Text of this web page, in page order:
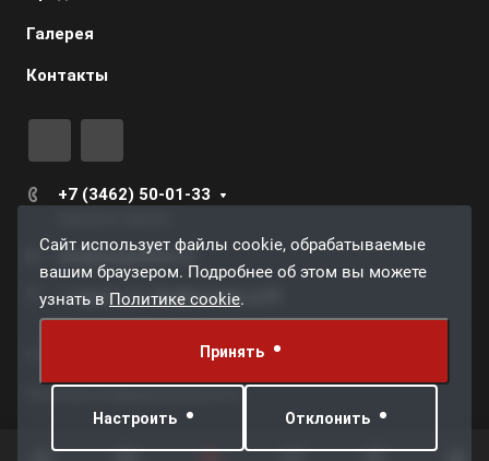
Галерея
Контакты
+7 (3462) 50-01-33
info@surgutdrive.ru
г. Сургут, ул. Профсоюзов, д.59
© 2026 Грузовой автосервис СургутДрайв
Политика конфиденциальности
Сайт использует файлы cookie, обрабатываемые
вашим браузером. Подробнее об этом вы можете
узнать в Политике cookie.
Принять
Настроить Отклонить